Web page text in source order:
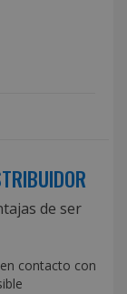
de ser
contacto con